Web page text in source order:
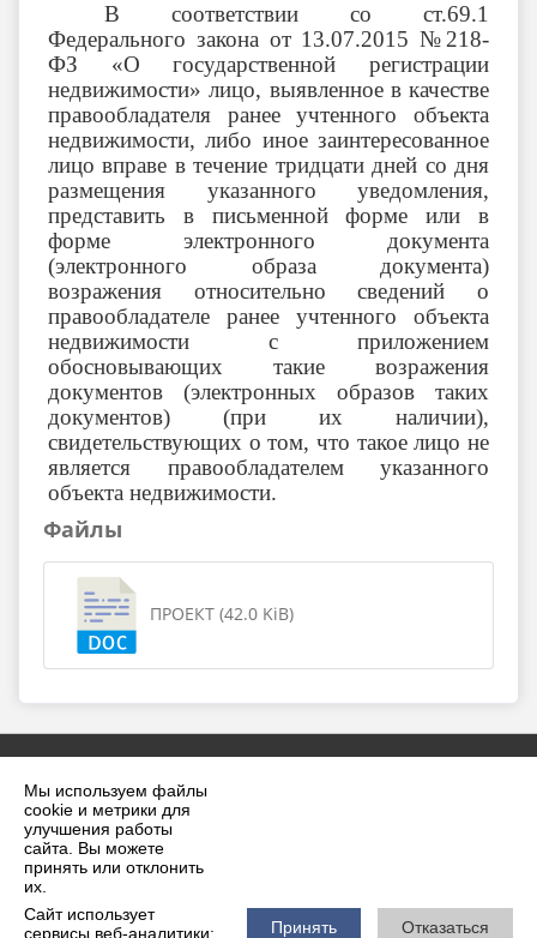
Мы используем файлы
cookie и метрики для
улучшения работы
сайта. Вы можете
принять или отклонить
их.
Сайт использует
сервисы веб-аналитики:
Принять Отказаться
В соответствии со ст.69.1
Федерального закона от 13.07.2015 №218-
ФЗ «О государственной регистрации
недвижимости» лицо, выявленное в качестве
правообладателя ранее учтенного объекта
недвижимости, либо иное заинтересованное
лицо вправе в течение тридцати дней со дня
размещения указанного уведомления,
представить в письменной форме или в
форме электронного документа
(электронного образа документа)
возражения относительно сведений о
правообладателе ранее учтенного объекта
недвижимости с приложением
обосновывающих такие возражения
документов (электронных образов таких
документов) (при их наличии),
свидетельствующих о том, что такое лицо не
является правообладателем указанного
объекта недвижимости.
Файлы
ПРОЕКТ (42.0 KiB)
2026 г. krilovskaya.ru
Вход
Карта сайта
Политика обработки персональных данных